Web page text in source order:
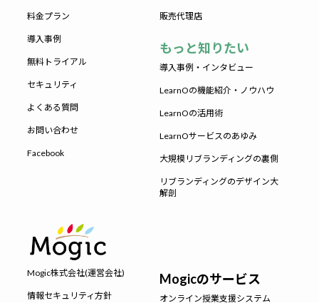
料金プラン
導入事例
無料トライアル
セキュリティ
よくある質問
お問い合わせ
Facebook
販売代理店
もっと知りたい
導入事例・インタビュー
LearnOの機能紹介・ノウハウ
LearnOの活用術
LearnOサービスのあゆみ
大規模リブランディングの裏側
リブランディングのデザイン大
解剖
Mogic株式会社(運営会社)
情報セキュリティ方針
Mogicのサービス
オンライン授業支援システム